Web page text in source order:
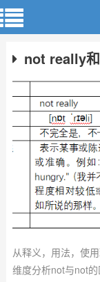
not really和not
从释义，用法，使
维度分析not与not